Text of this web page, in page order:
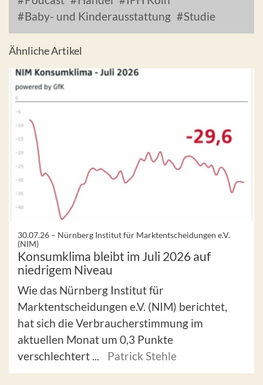
Baby- und Kinderausstattung
Studie
Ähnliche Artikel
30.07.26 – Nürnberg Institut für Marktentscheidungen e.V.
(NIM)
Konsumklima bleibt im Juli 2026 auf
niedrigem Niveau
Wie das Nürnberg Institut für
Marktentscheidungen e.V. (NIM) berichtet,
hat sich die Verbraucherstimmung im
aktuellen Monat um 0,3 Punkte
verschlechtert ...
Patrick Stehle